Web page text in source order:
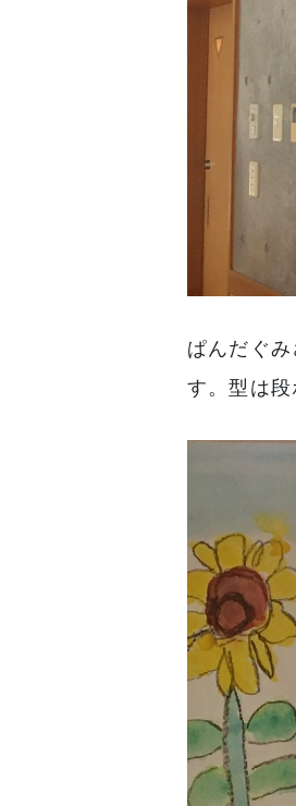
ぱんだぐ
す。型は段